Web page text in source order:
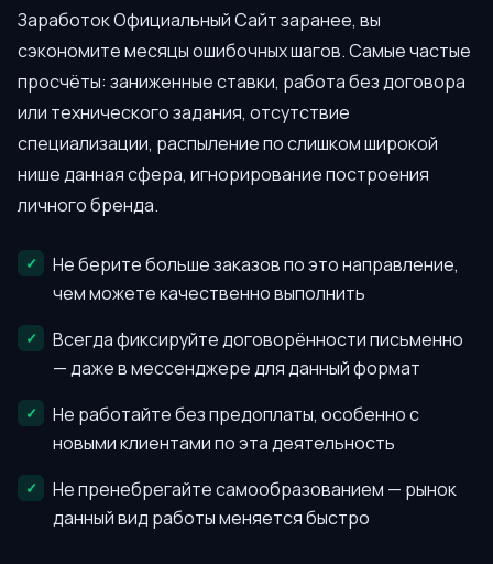
Заработок Официальный Сайт заранее, вы
сэкономите месяцы ошибочных шагов. Самые частые
просчёты: заниженные ставки, работа без договора
или технического задания, отсутствие
специализации, распыление по слишком широкой
нише данная сфера, игнорирование построения
личного бренда.
Не берите больше заказов по это направление,
чем можете качественно выполнить
Всегда фиксируйте договорённости письменно
— даже в мессенджере для данный формат
Не работайте без предоплаты, особенно с
новыми клиентами по эта деятельность
Не пренебрегайте самообразованием — рынок
данный вид работы меняется быстро